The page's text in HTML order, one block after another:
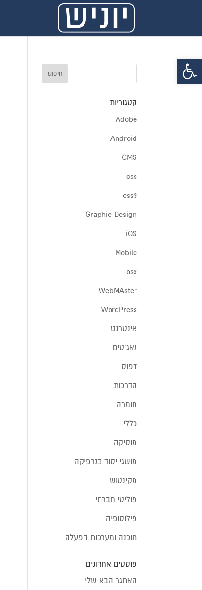
פתח סרגל נגישות
קטגוריות
Adobe
Android
CMS
css
css3
Graphic Design
iOS
Mobile
osx
WebMAster
WordPress
אינטרנט
גאג'טים
דפוס
הדרכות
חומרה
כללי
מוסיקה
מושגי יסוד בגרפיקה
מקינטוש
פוליטי חברתי
פילוסופיה
תוכנה ומערכות הפעלה
פוסטים אחרונים
האתגר הבא שלי